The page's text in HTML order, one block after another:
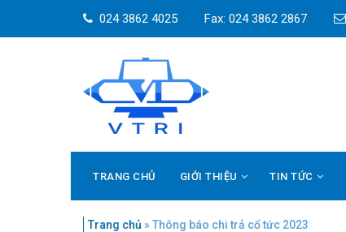
024 3862 4025 Fax: 024 3862 2867
TRANG CHỦ GIỚI THIỆU TIN TỨC
Trang chủ » Thông báo chi trả cổ tức 2023